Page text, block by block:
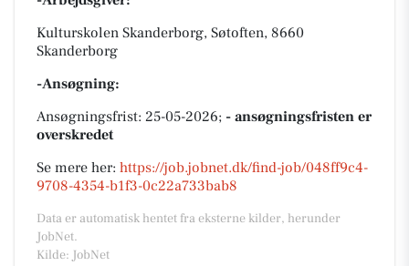
Kulturskolen Skanderborg, Søtoften, 8660
Skanderborg
-Ansøgning:
Ansøgningsfrist: 25-05-2026; - ansøgningsfristen er
overskredet
Se mere her: https://job.jobnet.dk/find-job/048ff9c4-
9708-4354-b1f3-0c22a733bab8
Data er automatisk hentet fra eksterne kilder, herunder
JobNet.
Kilde: JobNet